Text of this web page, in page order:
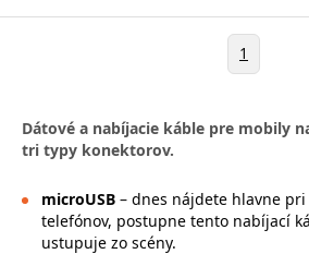
1
Dátové a nabíjacie káble pre mobily
tri typy konektorov.
microUSB – dnes nájdete hlavne
telefónov, postupne tento nabíjací
ustupuje zo scény.